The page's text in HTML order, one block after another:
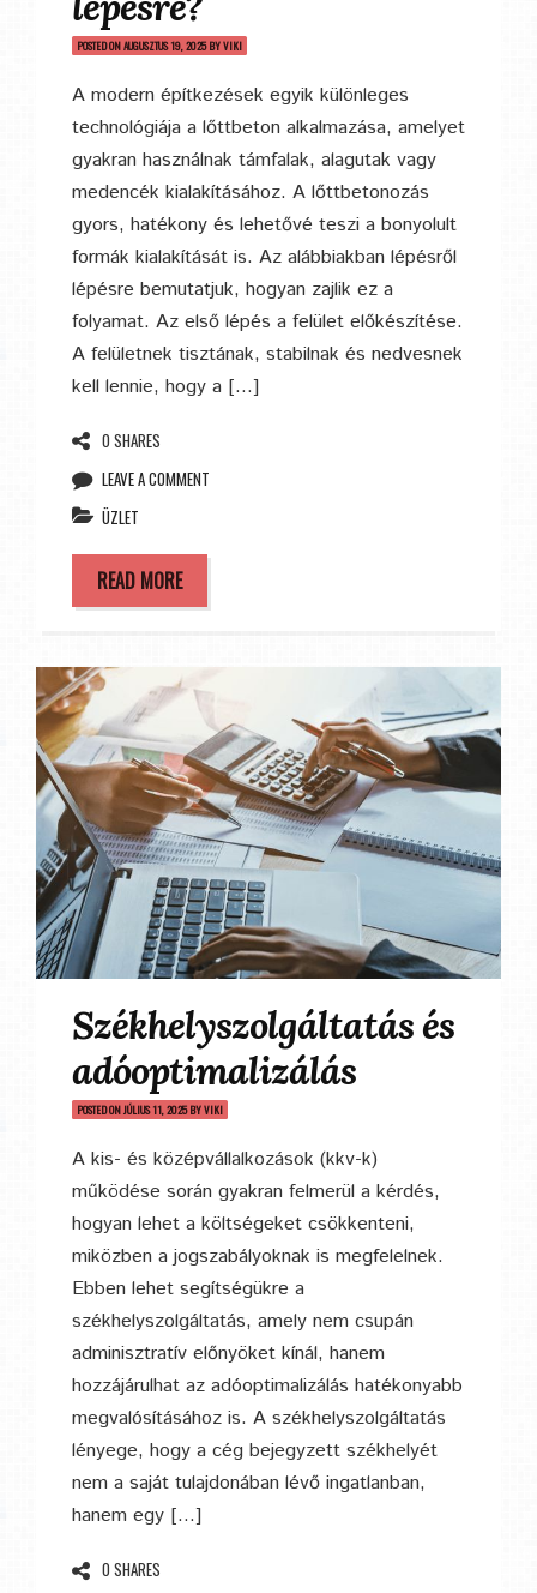
POSTED ONAUGUSZTUS 19, 2025BYVIKI
A modern építkezések egyik különleges
technológiája a lőttbeton alkalmazása, amelyet
gyakran használnak támfalak, alagutak vagy
medencék kialakításához. A lőttbetonozás
gyors, hatékony és lehetővé teszi a bonyolult
formák kialakítását is. Az alábbiakban lépésről
lépésre bemutatjuk, hogyan zajlik ez a
folyamat. Az első lépés a felület előkészítése.
A felületnek tisztának, stabilnak és nedvesnek
kell lennie, hogy a […]
0 SHARES
LEAVE A COMMENT
ÜZLET
READ MORE
Székhelyszolgáltatás és
adóoptimalizálás
POSTED ONJÚLIUS 11, 2025BYVIKI
A kis- és középvállalkozások (kkv-k)
működése során gyakran felmerül a kérdés,
hogyan lehet a költségeket csökkenteni,
miközben a jogszabályoknak is megfelelnek.
Ebben lehet segítségükre a
székhelyszolgáltatás, amely nem csupán
adminisztratív előnyöket kínál, hanem
hozzájárulhat az adóoptimalizálás hatékonyabb
megvalósításához is. A székhelyszolgáltatás
lényege, hogy a cég bejegyzett székhelyét
nem a saját tulajdonában lévő ingatlanban,
hanem egy […]
0 SHARES